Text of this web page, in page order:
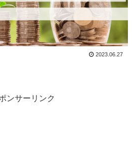
2023.06.27
ンサーリンク